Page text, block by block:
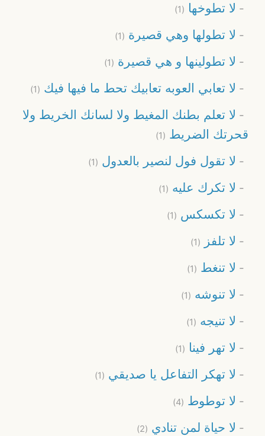
لا تطوخها (1)
لا تطولها وهي قصيرة (1)
لا تطولينها و هي قصيرة (1)
لا تعابي العوبه تعابيك تحط ما فيها فيك (1)
لا تعلم بطنك المغيط ولا لسانك الخريط ولا
قحرتك الضريط (1)
لا تقول فول لنصير بالعدول (1)
لا تكرك عليه (1)
لا تكسكس (1)
لا تلفز (1)
لا تنغط (1)
لا تنوشه (1)
لا تنيجه (1)
لا تهر فينا (1)
لا تهكر التفاعل يا صديقي (1)
لا توطوط (4)
لا حياة لمن تنادي (2)